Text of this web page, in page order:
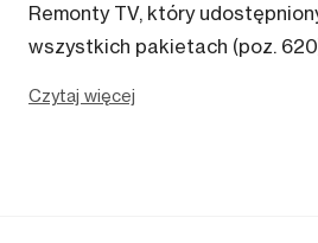
Remonty TV, który
wszystkich pakietach (poz.
Newsmax Polska...
Czytaj więcej